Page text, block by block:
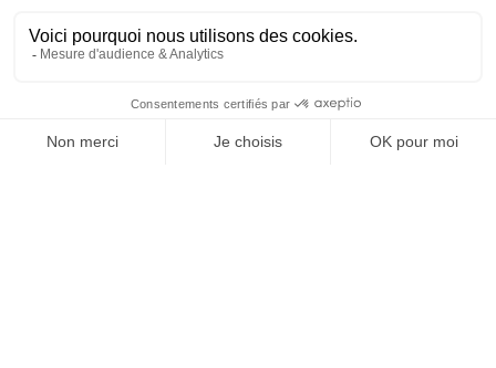
J'ACHÈTE LE NUMÉRO